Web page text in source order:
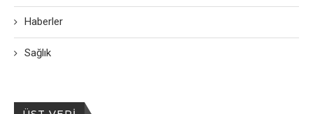
Haberler
Sağlık